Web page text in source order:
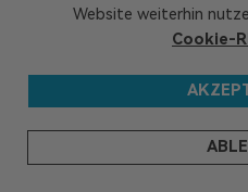
und Innovation.
Verwandte
Website weiterhin
Cookie-